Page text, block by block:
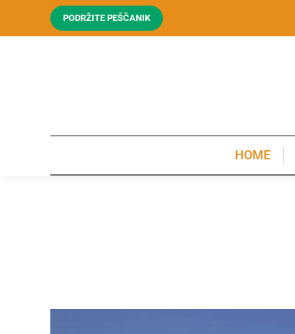
PODRŽITE PEŠČANIK
HOME